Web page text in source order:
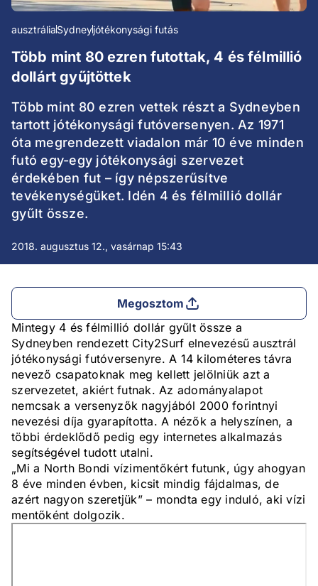
ausztráliaSydneyjótékonysági futás
Több mint 80 ezren futottak, 4 és félmillió
dollárt gyűjtöttek
Több mint 80 ezren vettek részt a Sydneyben
tartott jótékonysági futóversenyen. Az 1971
óta megrendezett viadalon már 10 éve minden
futó egy-egy jótékonysági szervezet
érdekében fut – így népszerűsítve
tevékenységüket. Idén 4 és félmillió dollár
gyűlt össze.
2018. augusztus 12., vasárnap 15:43
Megosztom
Mintegy 4 és félmillió dollár gyűlt össze a
Sydneyben rendezett City2Surf elnevezésű ausztrál
jótékonysági futóversenyre. A 14 kilométeres távra
nevező csapatoknak meg kellett jelölniük azt a
szervezetet, akiért futnak. Az adományalapot
nemcsak a versenyzők nagyjából 2000 forintnyi
nevezési díja gyarapította. A nézők a helyszínen, a
többi érdeklődő pedig egy internetes alkalmazás
segítségével tudott utalni.
„Mi a North Bondi vízimentőkért futunk, úgy ahogyan
8 éve minden évben, kicsit mindig fájdalmas, de
azért nagyon szeretjük” – mondta egy induló, aki vízi
mentőként dolgozik.